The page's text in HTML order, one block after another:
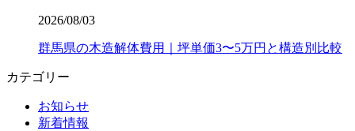
2026/08/03
群馬県の木造解体費用｜坪単価3〜5万円と構造別比較
カテゴリー
お知らせ
新着情報